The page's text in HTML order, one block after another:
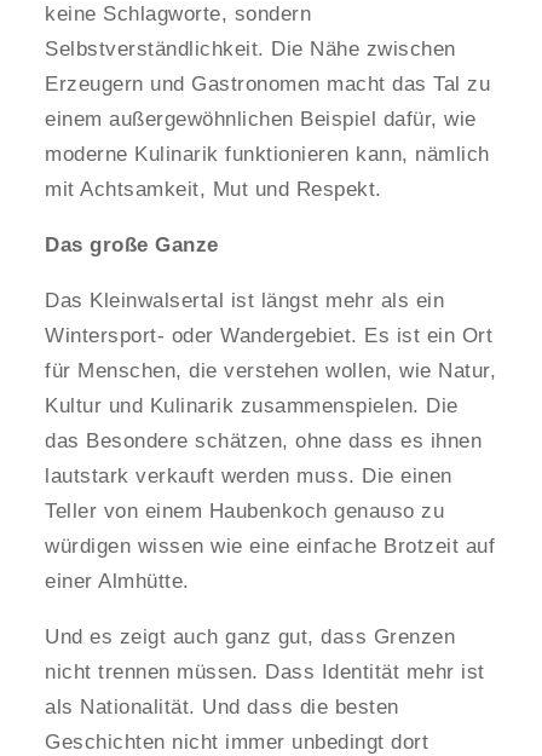
keine Schlagworte, sondern
Selbstverständlichkeit. Die Nähe zwischen
Erzeugern und Gastronomen macht das Tal zu
einem außergewöhnlichen Beispiel dafür, wie
moderne Kulinarik funktionieren kann, nämlich
mit Achtsamkeit, Mut und Respekt.
Das große Ganze
Das Kleinwalsertal ist längst mehr als ein
Wintersport- oder Wandergebiet. Es ist ein Ort
für Menschen, die verstehen wollen, wie Natur,
Kultur und Kulinarik zusammenspielen. Die
das Besondere schätzen, ohne dass es ihnen
lautstark verkauft werden muss. Die einen
Teller von einem Haubenkoch genauso zu
würdigen wissen wie eine einfache Brotzeit auf
einer Almhütte.
Und es zeigt auch ganz gut, dass Grenzen
nicht trennen müssen. Dass Identität mehr ist
als Nationalität. Und dass die besten
Geschichten nicht immer unbedingt dort